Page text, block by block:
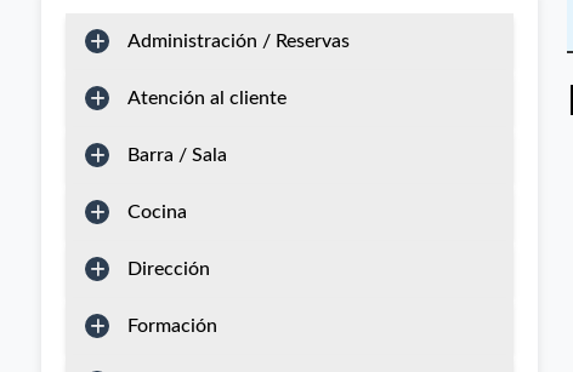
Administración / Reservas
Atención al cliente
Barra / Sala
Cocina
Dirección
Formación